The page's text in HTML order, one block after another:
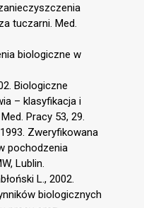
tuczarni. Med.
biologiczne w
Biologiczne
– klasyfikacja i
Pracy 53, 29.
Zweryfikowana
pochodzenia
Lublin.
L., 2002.
biologicznych